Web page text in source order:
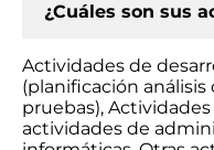
¿Cuáles son sus
Actividades de
(planificación
pruebas),
actividades de